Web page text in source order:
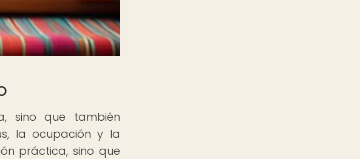
sino que también
la ocupación y la
práctica, sino que